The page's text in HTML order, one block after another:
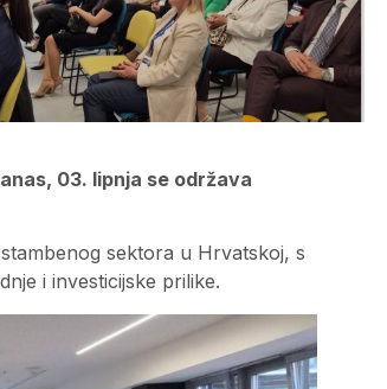
03. lipnja se održava
sektora u Hrvatskoj, s
i investicijske prilike.